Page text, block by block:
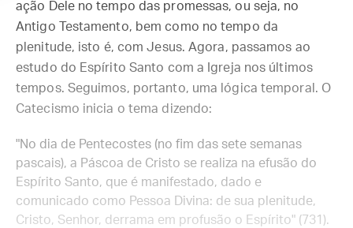
ação Dele no tempo das promessas, ou seja, no
Antigo Testamento, bem como no tempo da
plenitude, isto é, com Jesus. Agora, passamos ao
estudo do Espírito Santo com a Igreja nos últimos
tempos. Seguimos, portanto, uma lógica temporal. O
Catecismo inicia o tema dizendo:
"No dia de Pentecostes (no fim das sete semanas
pascais), a Páscoa de Cristo se realiza na efusão do
Espírito Santo, que é manifestado, dado e
comunicado como Pessoa Divina: de sua plenitude,
Cristo, Senhor, derrama em profusão o Espírito" (731).